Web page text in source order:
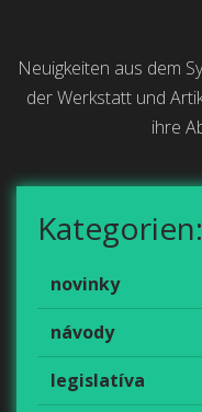
Neuigkeiten aus dem
der Werkstatt und
ihre
Kategorien:
novinky
návody
legislatíva